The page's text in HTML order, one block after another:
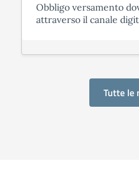
Obbligo versamento
attraverso il canale
Tutte le